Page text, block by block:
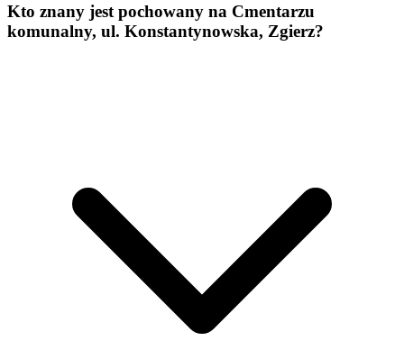
Kto znany jest pochowany na Cmentarzu
komunalny, ul. Konstantynowska, Zgierz?